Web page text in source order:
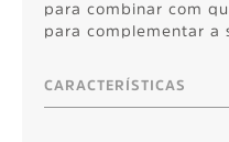
para combinar com
para complementar a
CARACTERÍSTICAS